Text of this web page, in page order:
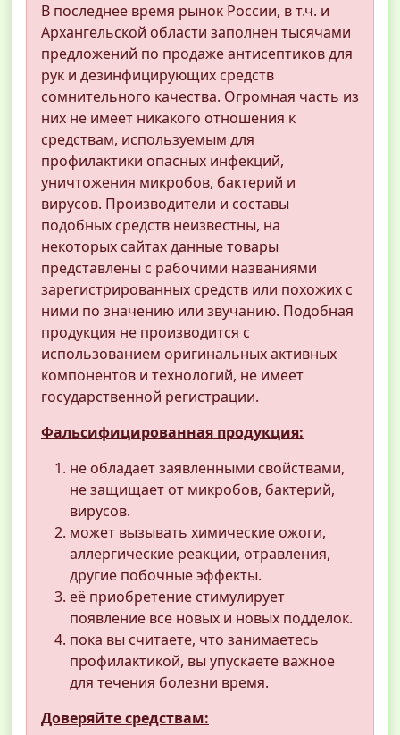
В последнее время рынок России, в т.ч. и
Архангельской области заполнен тысячами
предложений по продаже антисептиков для
рук и дезинфицирующих средств
сомнительного качества. Огромная часть из
них не имеет никакого отношения к
средствам, используемым для
профилактики опасных инфекций,
уничтожения микробов, бактерий и
вирусов. Производители и составы
подобных средств неизвестны, на
некоторых сайтах данные товары
представлены с рабочими названиями
зарегистрированных средств или похожих с
ними по значению или звучанию. Подобная
продукция не производится с
использованием оригинальных активных
компонентов и технологий, не имеет
государственной регистрации.
Фальсифицированная продукция:
не обладает заявленными свойствами,
не защищает от микробов, бактерий,
вирусов.
может вызывать химические ожоги,
аллергические реакции, отравления,
другие побочные эффекты.
её приобретение стимулирует
появление все новых и новых подделок.
пока вы считаете, что занимаетесь
профилактикой, вы упускаете важное
для течения болезни время.
Доверяйте средствам: